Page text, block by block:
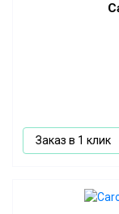
Заказ в 1 клик